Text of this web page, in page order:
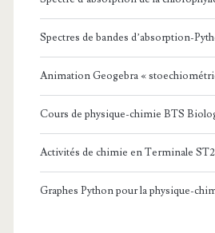
Spectres de bandes d’absorption-
Animation Geogebra «
Cours de physique-chimie BTS
Activités de chimie en Terminale
Graphes Python pour la physique-